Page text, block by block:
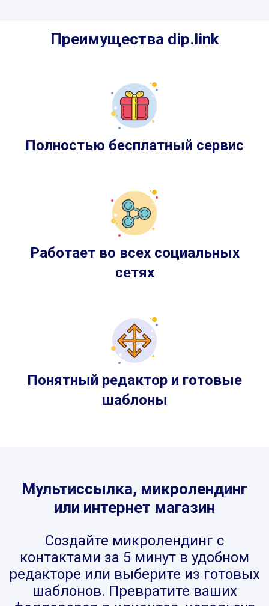
Преимущества dip.link
Полностью бесплатный сервис
Работает во всех социальных
сетях
Понятный редактор и готовые
шаблоны
Мультиссылка, микролендинг
или интернет магазин
Создайте микролендинг с
контактами за 5 минут в удобном
редакторе или выберите из готовых
шаблонов. Превратите ваших